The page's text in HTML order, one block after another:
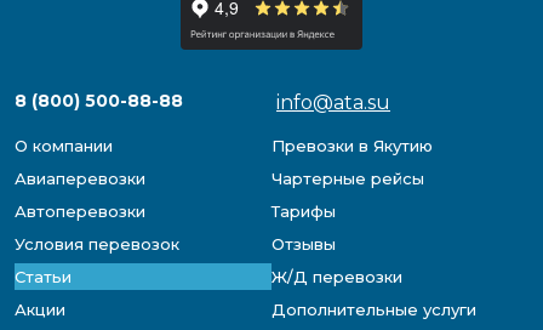
8 (800) 500-88-88 info@ata.su
О компании
Превозки в Якутию
Авиаперевозки
Чартерные рейсы
Автоперевозки
Тарифы
Условия перевозок
Отзывы
Статьи
Ж/Д перевозки
Акции
Дополнительные услуги